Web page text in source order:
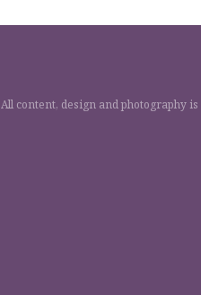
All content, design and photography